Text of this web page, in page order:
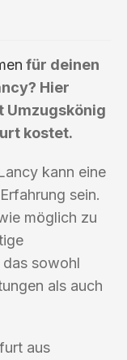
für deinen
Hier
Umzugskönig
kostet.
kann eine
sein.
möglich zu
das sowohl
als auch
aus